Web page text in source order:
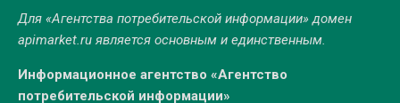
Для «Агентства потребительской информации» домен
apimarket.ruявляется основным и единственным.
Информационное агентство «Агентство
потребительской информации»